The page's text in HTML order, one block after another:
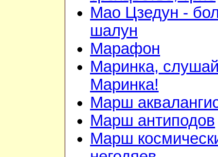
Мао Цзедун -
шалун
Марафон
Маринка,
Маринка!
Марш
Марш антиподов
Марш